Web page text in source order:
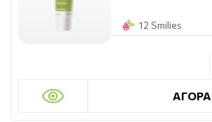
12 Smilies
ΑΓΟΡΑ